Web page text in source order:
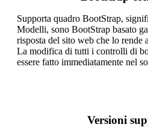
Supporta quadro BootStrap,
Modelli, sono BootStrap basato
risposta del sito web che lo
La modifica di tutti i controlli di
essere fatto immediatamente nel
Versioni